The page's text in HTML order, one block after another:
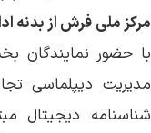
مرکز ملی فرش از بدنه
با حضور نمایندگان
مدیریت دیپلماسی
شناسنامه دیجیتال